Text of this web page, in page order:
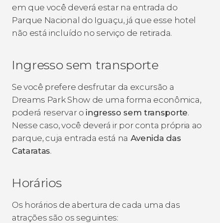
em que você deverá estar na entrada do
Parque Nacional do Iguaçu, já que esse hotel
não está incluído no serviço de retirada.
Ingresso sem transporte
Se você prefere desfrutar da excursão a
Dreams Park Show de uma forma econômica,
poderá reservar o ingresso sem transporte.
Nesse caso, você deverá ir por conta própria ao
parque, cuja entrada está na Avenida das
Cataratas.
Horários
Os horários de abertura de cada uma das
atrações são os seguintes: